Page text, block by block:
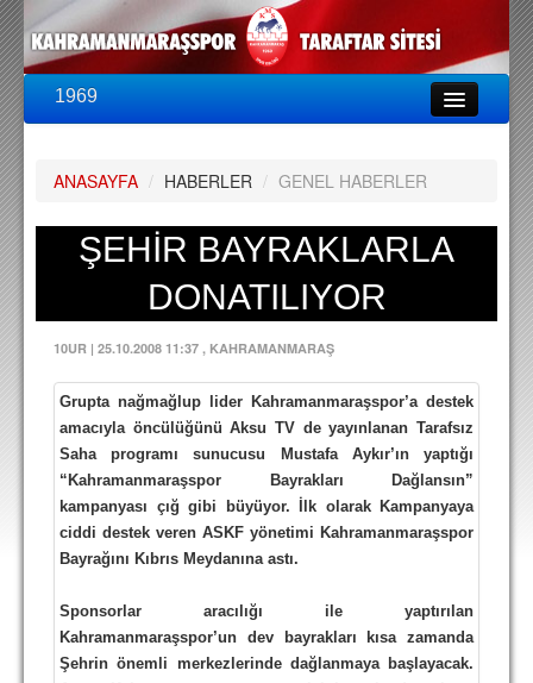
1969
PUAN DURUMU
FİKSTÜR
A TAKIM KADROSU
TEKNİK KADRO
TRANSFERLER
TARAFTAR
BİLETLER
DEPLASMAN
MULTİMEDYA
FOTOĞRAF & VİDEOLAR
ANASAYFA / HABERLER / GENEL HABERLER
ŞEHİR BAYRAKLARLA
DONATILIYOR
10UR | 25.10.2008 11:37 , KAHRAMANMARAŞ
Grupta nağmağlup lider Kahramanmaraşspor’a destek
amacıyla öncülüğünü Aksu TV de yayınlanan Tarafsız
Saha programı sunucusu Mustafa Aykır’ın yaptığı
“Kahramanmaraşspor Bayrakları Dağlansın”
kampanyası çığ gibi büyüyor. İlk olarak Kampanyaya
ciddi destek veren ASKF yönetimi Kahramanmaraşspor
Bayrağını Kıbrıs Meydanına astı.
Sponsorlar aracılığı ile yaptırılan
Kahramanmaraşspor’un dev bayrakları kısa zamanda
Şehrin önemli merkezlerinde dağlanmaya başlayacak.